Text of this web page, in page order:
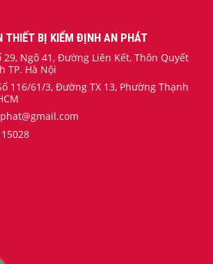
THIẾT BỊ KIỂM ĐỊNH AN PHÁT
29, Ngõ 41, Đường Liên Kết, Thôn Quyết
TP. Hà Nội
116/61/3, Đường TX 13, Phường Thạnh
@gmail.com